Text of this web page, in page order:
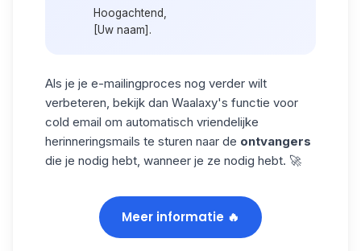
Hoogachtend,
[Uw naam].
Als je je e-mailingproces nog verder wilt
verbeteren, bekijk dan Waalaxy's functie voor
cold email om automatisch vriendelijke
herinneringsmails te sturen naar de ontvangers
die je nodig hebt, wanneer je ze nodig hebt. 🚀
Meer informatie 🔥